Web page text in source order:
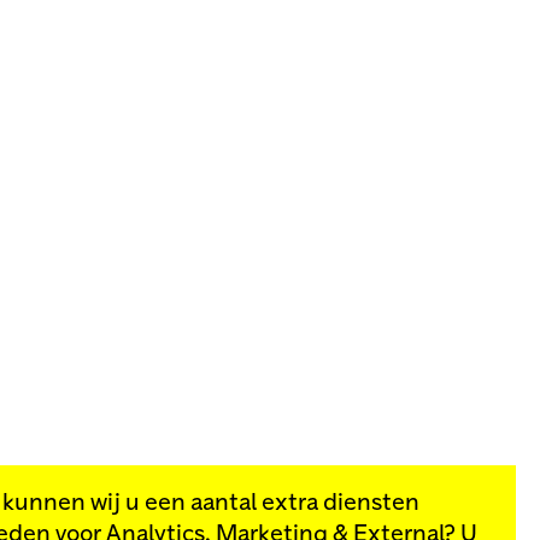
kunnen wij u een aantal extra diensten
voor Analytics, Marketing & External? U